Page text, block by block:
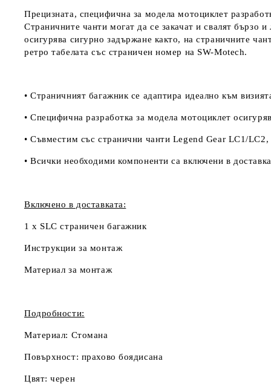
Прецизната, специфична за модела мотоциклет
Страничните чанти могат да се закачат и свалят бързо
осигурява сигурно задържане както, на страничните
ретро табелата със страничен номер на SW-Motech.
• Страничният багажник се адаптира идеално към
• Специфична разработка за модела мотоциклет
• Съвместим със странични чанти Legend Gear LC1/
• Всички необходими компоненти са включени в
Включено в доставката:
1 x SLC страничен багажник
Инструкции за монтаж
Материал за монтаж
Подробности:
Материал: Стомана
Повърхност: прахово боядисана
Цвят:черен